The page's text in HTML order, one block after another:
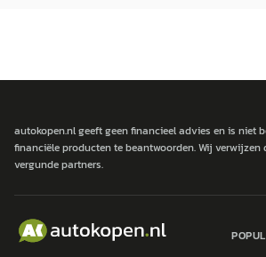
autokopen.nl geeft geen financieel advies en is niet
financiële producten te beantwoorden. Wij verwijzen
vergunde partners.